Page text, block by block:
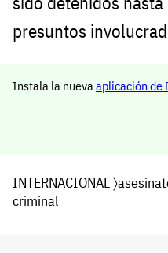
presuntos
Instala la nueva aplicación de
INTERNACIONAL〉
criminal